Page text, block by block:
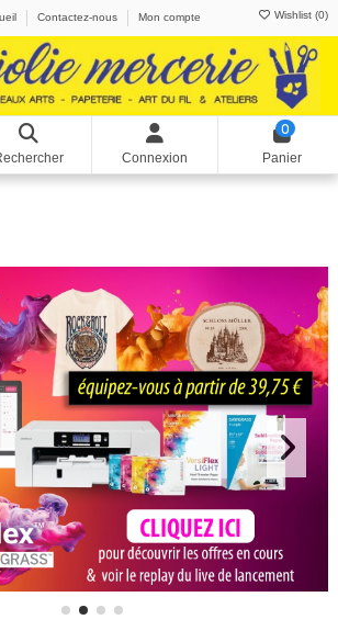
Contactez-nous Mon compte Wishlist (0)
Connexion
0
Panier